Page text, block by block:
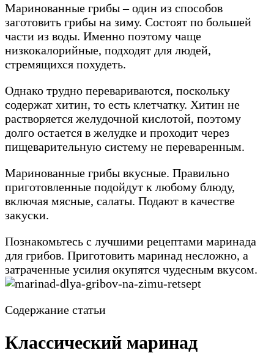
Маринованные грибы – один из способов
заготовить грибы на зиму. Состоят по большей
части из воды. Именно поэтому чаще
низкокалорийные, подходят для людей,
стремящихся похудеть.
Однако трудно перевариваются, поскольку
содержат хитин, то есть клетчатку. Хитин не
растворяется желудочной кислотой, поэтому
долго остается в желудке и проходит через
пищеварительную систему не переваренным.
Маринованные грибы вкусные. Правильно
приготовленные подойдут к любому блюду,
включая мясные, салаты. Подают в качестве
закуски.
Познакомьтесь с лучшими рецептами маринада
для грибов. Приготовить маринад несложно, а
затраченные усилия окупятся чудесным вкусом.
Содержание статьи
Классический маринад